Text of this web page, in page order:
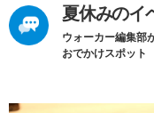
夏休みのイ
ウォーカー編集部
おでかけスポット